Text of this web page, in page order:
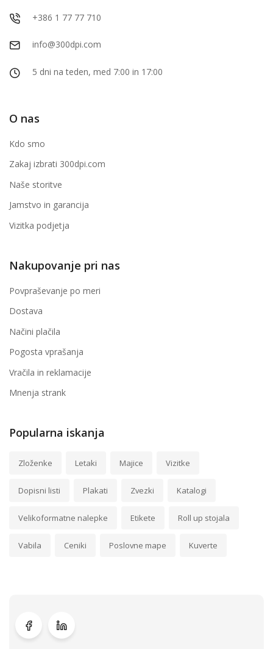
+386 1 77 77 710
info@300dpi.com
5 dni na teden, med 7:00 in 17:00
O nas
Kdo smo
Zakaj izbrati 300dpi.com
Naše storitve
Jamstvo in garancija
Vizitka podjetja
Nakupovanje pri nas
Povpraševanje po meri
Dostava
Načini plačila
Pogosta vprašanja
Vračila in reklamacije
Mnenja strank
Popularna iskanja
Zloženke Letaki Majice Vizitke
Dopisni listi Plakati Zvezki Katalogi
Velikoformatne nalepke Etikete Roll up stojala
Vabila Ceniki Poslovne mape Kuverte